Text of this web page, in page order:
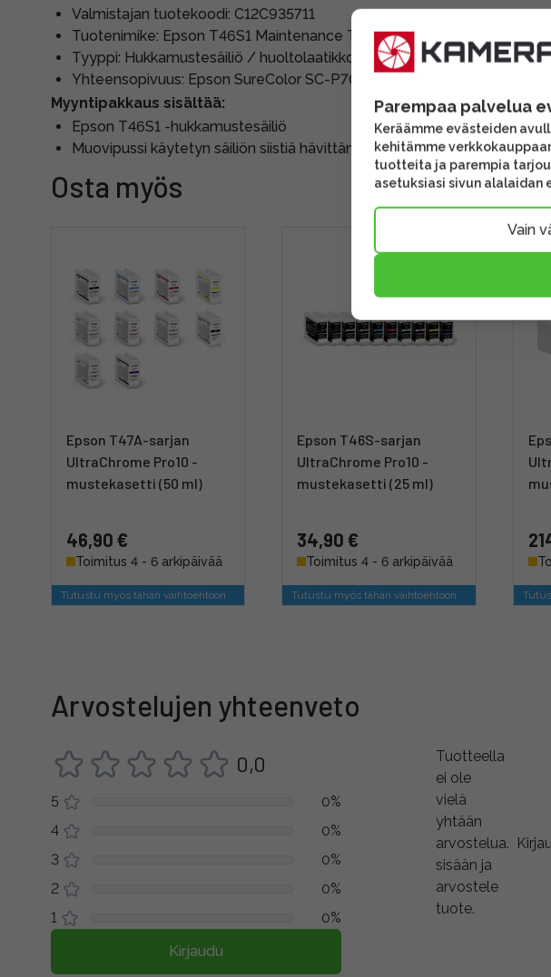
Valmistajan tuotekoodi: C12C935711
Tuotenimike: Epson T46S1 Maintenance Tank
Tyyppi: Hukkamustesäiliö / huoltolaatikko
Yhteensopivuus: Epson SureColor SC-P700, Epson SureColor SC-P900
Myyntipakkaus sisältää:
Epson T46S1 -hukkamustesäiliö
Muovipussi käytetyn säiliön siistiä hävittämistä varten
Osta myös
Epson T47A-sarjan
UltraChrome Pro10 -
mustekasetti (50 ml)
46,90 €
Toimitus 4 - 6 arkipäivää
Tutustu myös tähän vaihtoehtoon
Epson T46S-sarjan
UltraChrome Pro10 -
mustekasetti (25 ml)
34,90 €
Toimitus 4 - 6 arkipäivää
Tutustu myös tähän vaihtoehtoon
Arvostelujen yhteenveto
0,0
5
0%
4
0%
3
0%
2
0%
1
0%
Kirjaudu
Tuotteella
ei ole
vielä
yhtään
arvostelua.
sisään ja
arvostele
tuote.
Parempaa palvelua
Keräämme evästeiden
kehitämme
tuotteita ja parempia
asetuksiasi sivun alalaidan
Vain